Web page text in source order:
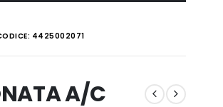
4425002071
A/C